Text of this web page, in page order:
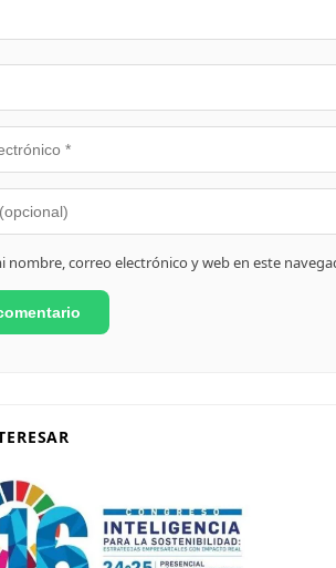
nombre, correo electrónico y web en este